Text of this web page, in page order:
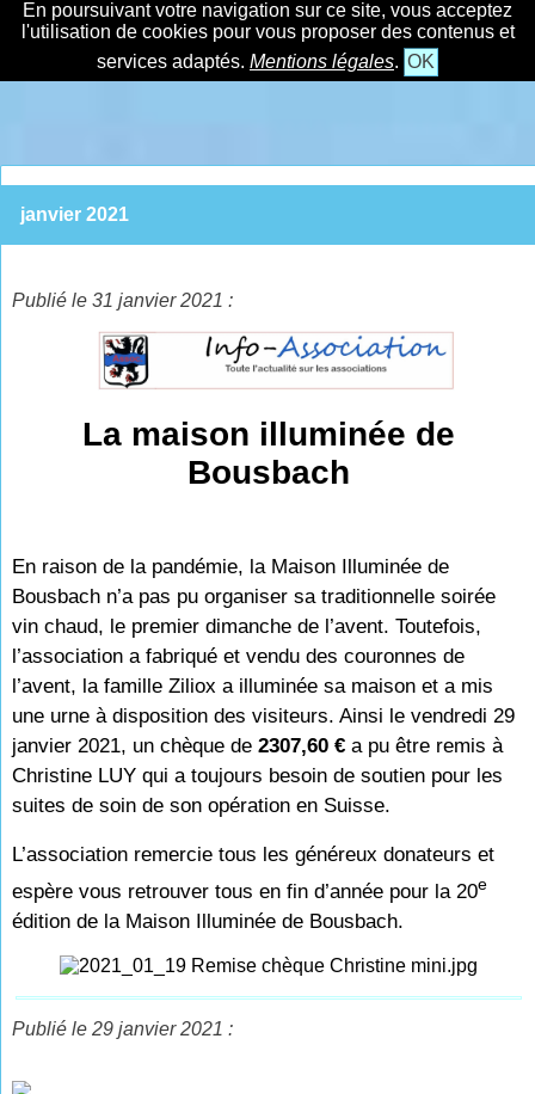
En poursuivant votre navigation sur ce site, vous acceptez
l'utilisation de cookies pour vous proposer des contenus et
services adaptés. Mentions légales. OK
janvier 2021
Publié le 31 janvier 2021 :
La maison illuminée de
Bousbach
En raison de la pandémie, la Maison Illuminée de
Bousbach n’a pas pu organiser sa traditionnelle soirée
vin chaud, le premier dimanche de l’avent. Toutefois,
l’association a fabriqué et vendu des couronnes de
l’avent, la famille Ziliox a illuminée sa maison et a mis
une urne à disposition des visiteurs. Ainsi le vendredi 29
janvier 2021, un chèque de2307,60 € a pu être remis à
Christine LUY qui a toujours besoin de soutien pour les
suites de soin de son opération en Suisse.
L’association remercie tous les généreux donateurs et
espère vous retrouver tous en fin d’année pour la 20e
édition de la Maison Illuminée de Bousbach.
Publié le 29 janvier 2021 :